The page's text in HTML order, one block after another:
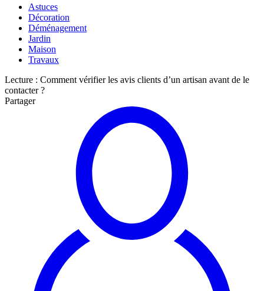
Astuces
Décoration
Déménagement
Jardin
Maison
Travaux
Lecture : Comment vérifier les avis clients d’un artisan avant de le
contacter ?
Partager